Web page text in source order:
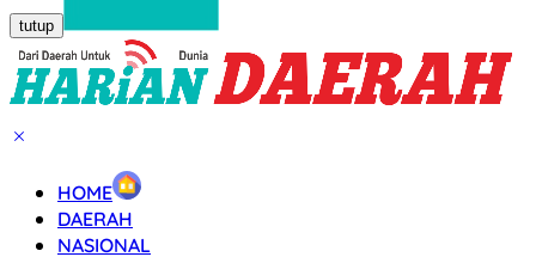
tutup
HOME
DAERAH
NASIONAL